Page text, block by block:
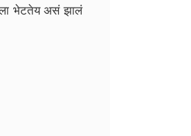
ला भेटतेय असं झालं